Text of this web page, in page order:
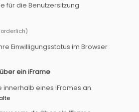
mit Frau Dr. Höfler
warum sollte ich mich damit
in Franken
für die Benutzersitzung
Einwilligungsstatus im Browser
ein iFrame
eines iFrames an.